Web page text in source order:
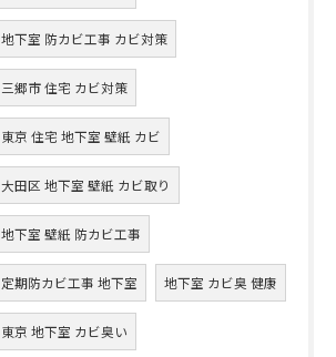
地下室 防カビ工事 カビ対策
三郷市 住宅 カビ対策
東京 住宅 地下室 壁紙 カビ
大田区 地下室 壁紙 カビ取り
地下室 壁紙 防カビ工事
定期防カビ工事 地下室 地下室 カビ臭 健康
東京 地下室 カビ臭い